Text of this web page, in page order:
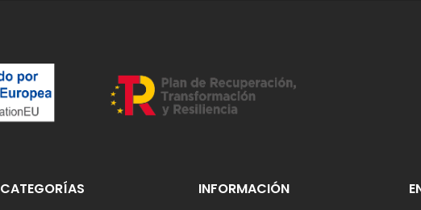
CATEGORÍAS INFORMACIÓN